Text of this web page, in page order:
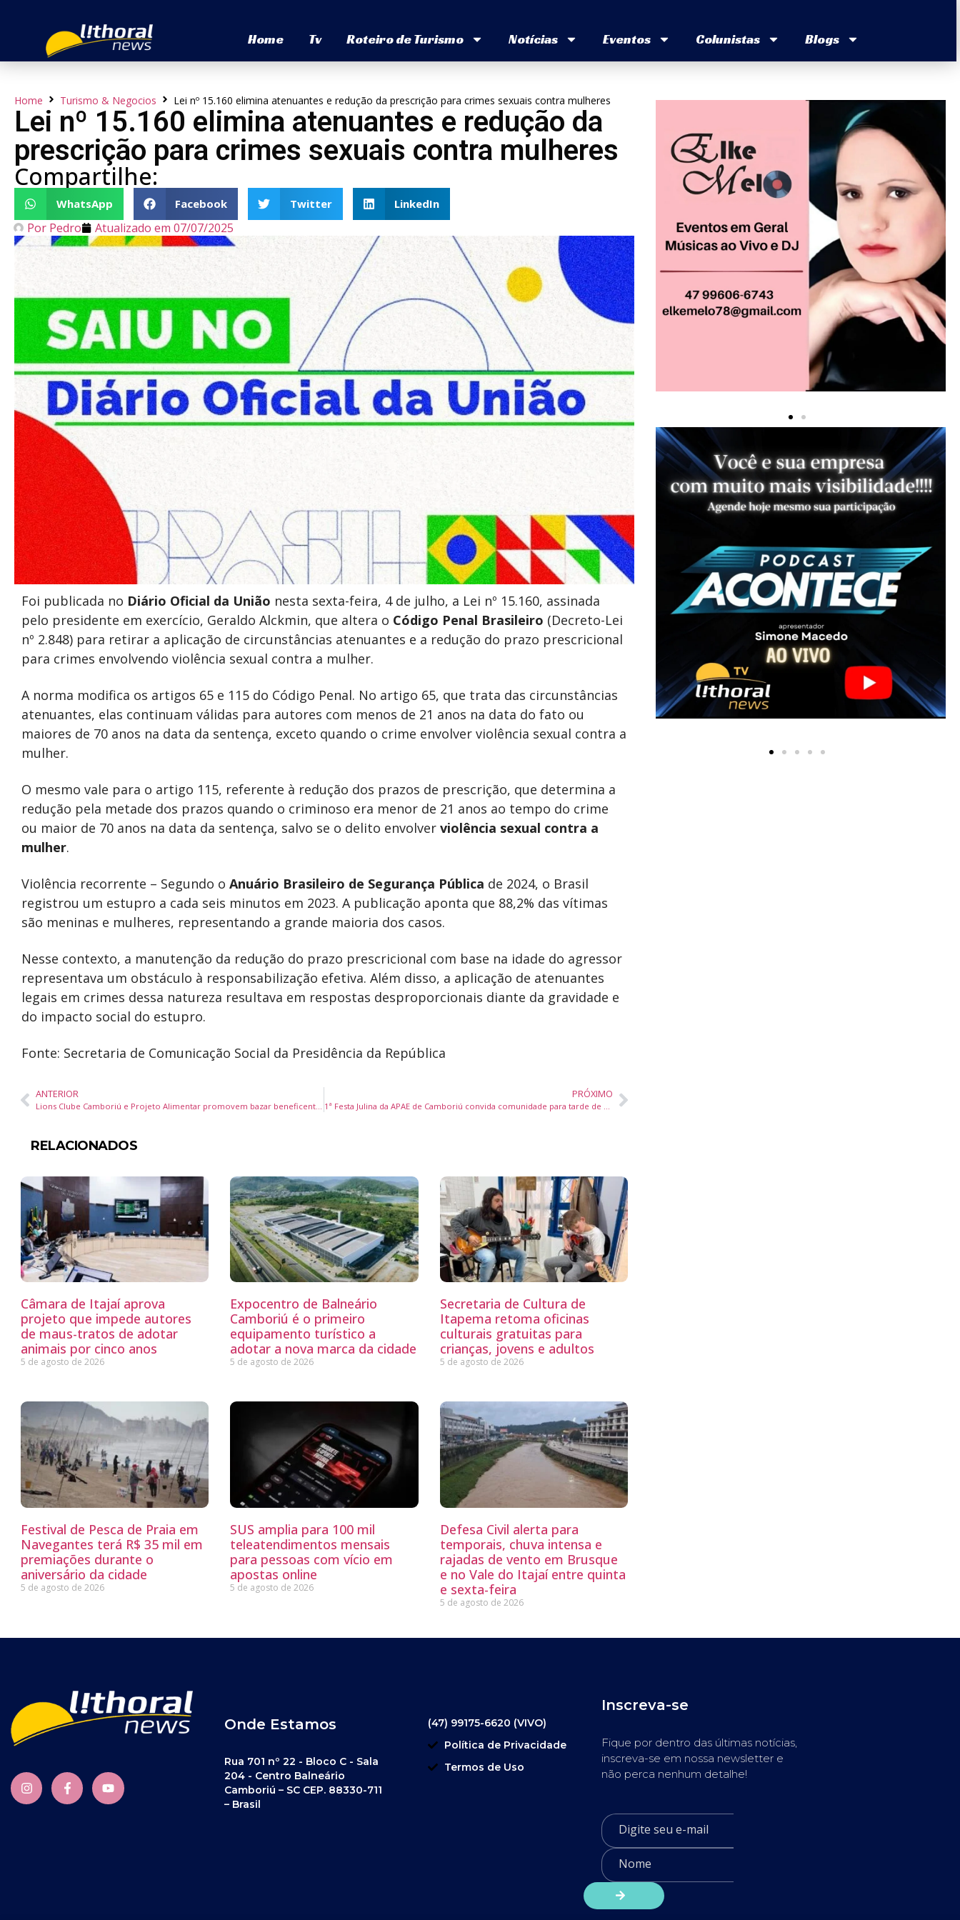
Home Tv Roteiro de Turismo Notícias Eventos Colunistas Blogs
Home Turismo & Negocios Lei nº 15.160 elimina atenuantes e redução da prescrição para crimes sexuais contra mulheres
Lei nº 15.160 elimina atenuantes e redução da
prescrição para crimes sexuais contra mulheres
Compartilhe:
WhatsApp Facebook Twitter LinkedIn
Por Pedro Atualizado em 07/07/2025
Foi publicada no Diário Oficial da União nesta sexta-feira, 4 de julho, a Lei nº 15.160, assinada
pelo presidente em exercício, Geraldo Alckmin, que altera o Código Penal Brasileiro (Decreto-Lei
nº 2.848) para retirar a aplicação de circunstâncias atenuantes e a redução do prazo prescricional
para crimes envolvendo violência sexual contra a mulher.
A norma modifica os artigos 65 e 115 do Código Penal. No artigo 65, que trata das circunstâncias
atenuantes, elas continuam válidas para autores com menos de 21 anos na data do fato ou
maiores de 70 anos na data da sentença, exceto quando o crime envolver violência sexual contra a
mulher.
O mesmo vale para o artigo 115, referente à redução dos prazos de prescrição, que determina a
redução pela metade dos prazos quando o criminoso era menor de 21 anos ao tempo do crime
ou maior de 70 anos na data da sentença, salvo se o delito envolver violência sexual contra a
mulher.
Violência recorrente – Segundo o Anuário Brasileiro de Segurança Pública de 2024, o Brasil
registrou um estupro a cada seis minutos em 2023. A publicação aponta que 88,2% das vítimas
são meninas e mulheres, representando a grande maioria dos casos.
Nesse contexto, a manutenção da redução do prazo prescricional com base na idade do agressor
representava um obstáculo à responsabilização efetiva. Além disso, a aplicação de atenuantes
legais em crimes dessa natureza resultava em respostas desproporcionais diante da gravidade e
do impacto social do estupro.
Fonte: Secretaria de Comunicação Social da Presidência da República
ANTERIOR
Lions Clube Camboriú e Projeto Alimentar promovem bazar beneficente com renda para ações sociais
PRÓXIMO
1ª Festa Julina da APAE de Camboriú convida comunidade para tarde de cultura e solidariedade
RELACIONADOS
Câmara de Itajaí aprova
projeto que impede autores
de maus-tratos de adotar
animais por cinco anos
5 de agosto de 2026
Expocentro de Balneário
Camboriú é o primeiro
equipamento turístico a
adotar a nova marca da cidade
5 de agosto de 2026
Secretaria de Cultura de
Itapema retoma oficinas
culturais gratuitas para
crianças, jovens e adultos
5 de agosto de 2026
Festival de Pesca de Praia em
Navegantes terá R$ 35 mil em
premiações durante o
aniversário da cidade
5 de agosto de 2026
SUS amplia para 100 mil
teleatendimentos mensais
para pessoas com vício em
apostas online
5 de agosto de 2026
Defesa Civil alerta para
temporais, chuva intensa e
rajadas de vento em Brusque
e no Vale do Itajaí entre quinta
e sexta-feira
5 de agosto de 2026
Onde Estamos
Rua 701 nº 22 - Bloco C - Sala
204 - Centro Balneário
Camboriú – SC CEP. 88330-711
– Brasil
(47) 99175-6620 (VIVO)
Política de Privacidade
Termos de Uso
Inscreva-se
Fique por dentro das últimas notícias,
inscreva-se em nossa newsletter e
não perca nenhum detalhe!